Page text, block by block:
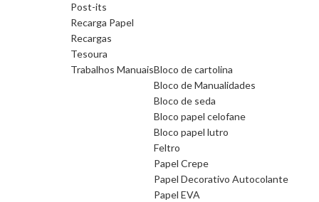
Post-its
Recarga Papel
Recargas
Tesoura
Trabalhos ManuaisBloco de cartolina
Bloco de Manualidades
Bloco de seda
Bloco papel celofane
Bloco papel lutro
Feltro
Papel Crepe
Papel Decorativo Autocolante
Papel EVA